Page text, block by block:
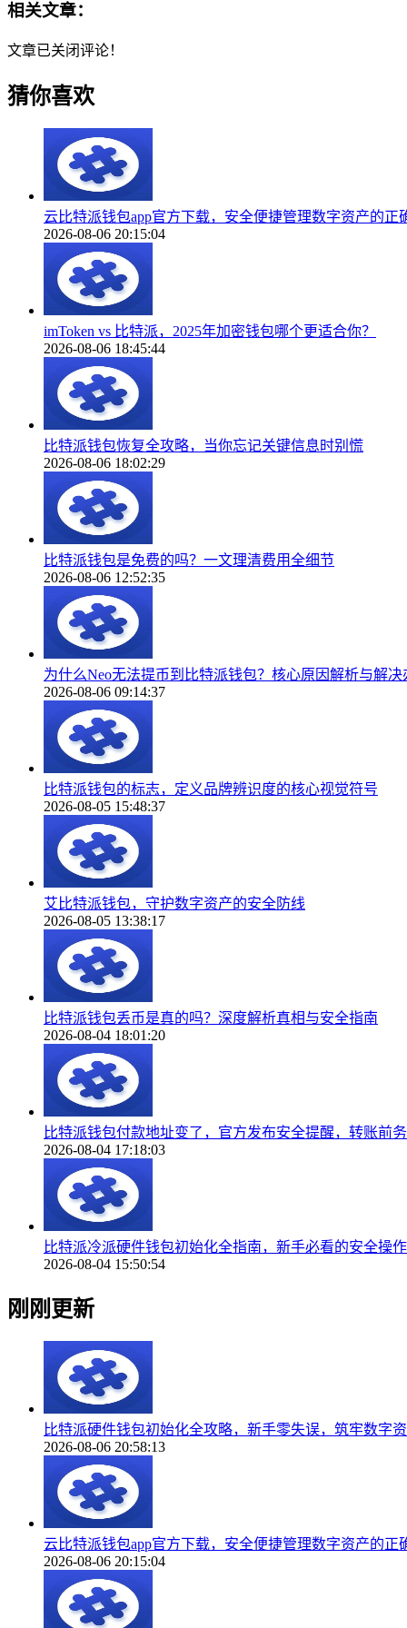
相关文章：
文章已关闭评论！
猜你喜欢
云比特派钱包app官方下载，安全便捷管理数字资产的正
2026-08-06 20:15:04
imToken vs 比特派，2025年加密钱包哪个更适合你？
2026-08-06 18:45:44
比特派钱包恢复全攻略，当你忘记关键信息时别慌
2026-08-06 18:02:29
比特派钱包是免费的吗？一文理清费用全细节
2026-08-06 12:52:35
为什么Neo无法提币到比特派钱包？核心原因解析与解决
2026-08-06 09:14:37
比特派钱包的标志，定义品牌辨识度的核心视觉符号
2026-08-05 15:48:37
艾比特派钱包，守护数字资产的安全防线
2026-08-05 13:38:17
比特派钱包丢币是真的吗？深度解析真相与安全指南
2026-08-04 18:01:20
比特派钱包付款地址变了，官方发布安全提醒，转账前
2026-08-04 17:18:03
比特派冷派硬件钱包初始化全指南，新手必看的安全操
2026-08-04 15:50:54
刚刚更新
比特派硬件钱包初始化全攻略，新手零失误，筑牢数字
2026-08-06 20:58:13
云比特派钱包app官方下载，安全便捷管理数字资产的正
2026-08-06 20:15:04